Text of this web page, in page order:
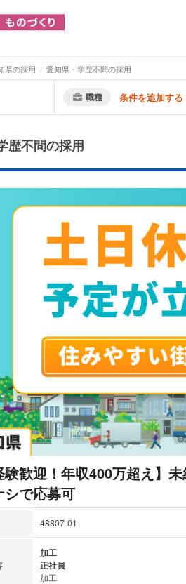
県の採用 愛知県・学歴不問の採用
職種 条件を追加する
歴不問の採用
験歓迎！年収400万超え】
シで応募可
48807-01
加工
正社員
加工